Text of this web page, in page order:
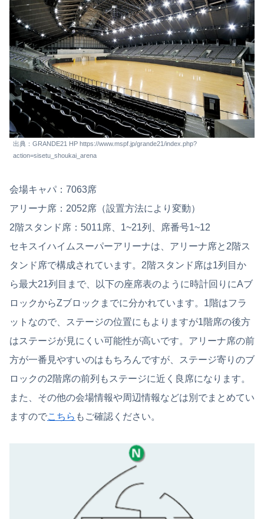
出典：GRANDE21 HP https://www.mspf.jp/grande21/index.php?
action=sisetu_shoukai_arena
会場キャパ：7063席
アリーナ席：2052席（設置方法により変動）
2階スタンド席：5011席、1~21列、席番号1~12
セキスイハイムスーパーアリーナは、アリーナ席と2階ス
タンド席で構成されています。2階スタンド席は1列目か
ら最大21列目まで、以下の座席表のように時計回りにAブ
ロックからZブロックまでに分かれています。1階はフラ
ットなので、ステージの位置にもよりますが1階席の後方
はステージが見にくい可能性が高いです。アリーナ席の前
方が一番見やすいのはもちろんですが、ステージ寄りのブ
ロックの2階席の前列もステージに近く良席になります。
また、その他の会場情報や周辺情報などは別でまとめてい
ますのでこちら もご確認ください。